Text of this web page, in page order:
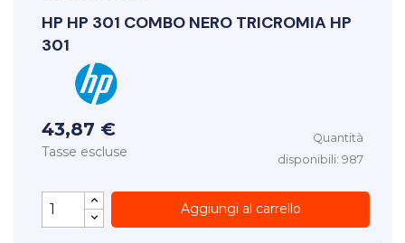
HP HP 301 COMBO NERO TRICROMIA HP
301
43,87 €
Tasse escluse
Quantità
disponibili: 987
Aggiungi al carrello